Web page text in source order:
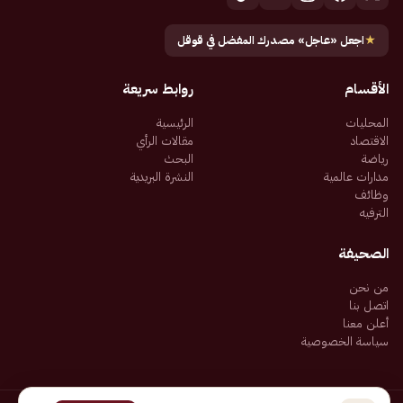
★اجعل «عاجل» مصدرك المفضل في قوقل
الأقسام
المحليات
الاقتصاد
رياضة
مدارات عالمية
وظائف
الترفيه
روابط سريعة
الرئيسية
مقالات الرأي
البحث
النشرة البريدية
الصحيفة
من نحن
اتصل بنا
أعلن معنا
سياسة الخصوصية